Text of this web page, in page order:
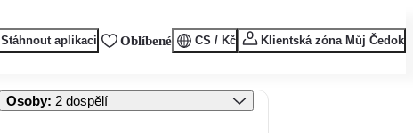
Stáhnout aplikaci Oblíbené CS / Kč Klientská zóna Můj Čedok
Osoby: 2 dospělí